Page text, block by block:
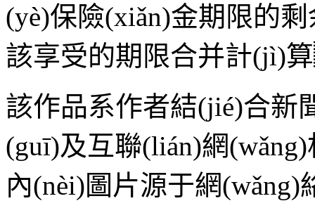
(yè)保險(xiǎn)金期限的
該享受的期限合并計
該作品系作者結(jié)合
(guī)及互聯(lián)網
內(nèi)圖片源于網